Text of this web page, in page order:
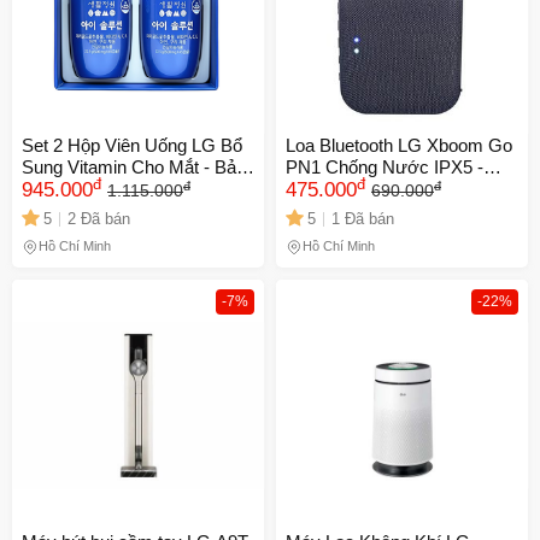
Set 2 Hộp Viên Uống LG Bổ
Sung Vitamin Cho Mắt - Bảo
Vệ, Tăng Cường Thị Lực,
Giảm Mỏi Mắt, Dành Cho
Người Lớn và Trẻ Em Từ 9
Tuổi
945.000đ 1.115.000đ
5 2 Đã bán
Hồ Chí Minh
Loa Bluetooth LG Xboom Go
PN1 Chống Nước IPX5 -
Thiết Kế Nhỏ Gọn, Âm Thanh
Mạnh Mẽ, Kết Nối Nhanh,
Bảo Hành 12 Tháng
475.000đ 690.000đ
5 1 Đã bán
Hồ Chí Minh
-7% -22%
LẤY MÃ NGAY